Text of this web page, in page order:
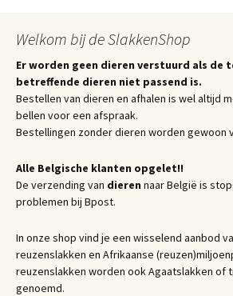
Welkom bij de SlakkenShop
Er worden geen dieren verstuurd als de
betreffende dieren niet passend is.
Bestellen van dieren en afhalen is wel altijd
bellen voor een afspraak.
Bestellingen zonder dieren worden gewoon
Alle Belgische klanten opgelet!!
De verzending van dieren naar België is
problemen bij Bpost.
In onze shop vind je een wisselend aanbod
reuzenslakken en Afrikaanse
reuzenslakken worden ook Agaatslakken of
genoemd.